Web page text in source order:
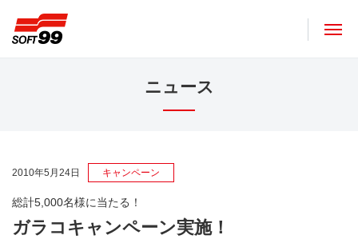
ニュース
2010年5月24日 キャンペーン
総計5,000名様に当たる！
ガラコキャンペーン実施！